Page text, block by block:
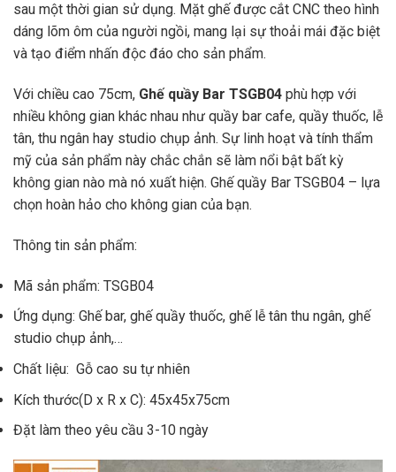
sau một thời gian sử dụng. Mặt ghế được cắt CNC theo hình
dáng lõm ôm của người ngồi, mang lại sự thoải mái đặc biệt
và tạo điểm nhấn độc đáo cho sản phẩm.
Với chiều cao 75cm, Ghế quầy Bar TSGB04 phù hợp với
nhiều không gian khác nhau như quầy bar cafe, quầy thuốc, lễ
tân, thu ngân hay studio chụp ảnh. Sự linh hoạt và tính thẩm
mỹ của sản phẩm này chắc chắn sẽ làm nổi bật bất kỳ
không gian nào mà nó xuất hiện. Ghế quầy Bar TSGB04 – lựa
chọn hoàn hảo cho không gian của bạn.
Thông tin sản phẩm:
Mã sản phẩm: TSGB04
Ứng dụng: Ghế bar, ghế quầy thuốc, ghế lễ tân thu ngân, ghế
studio chụp ảnh,…
Chất liệu: Gỗ cao su tự nhiên
Kích thước(D x R x C): 45x45x75cm
Đặt làm theo yêu cầu 3-10 ngày